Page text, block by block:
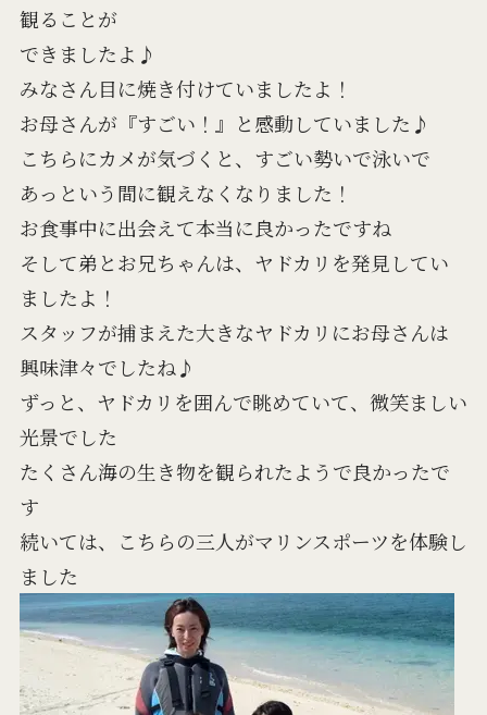
観ることが
できましたよ♪
みなさん目に焼き付けていましたよ！
お母さんが『すごい！』と感動していました♪
こちらにカメが気づくと、すごい勢いで泳いで
あっという間に観えなくなりました！
お食事中に出会えて本当に良かったですね
そして弟とお兄ちゃんは、ヤドカリを発見してい
ましたよ！
スタッフが捕まえた大きなヤドカリにお母さんは
興味津々でしたね♪
ずっと、ヤドカリを囲んで眺めていて、微笑ましい
光景でした
たくさん海の生き物を観られたようで良かったで
す
続いては、こちらの三人がマリンスポーツを体験し
ました